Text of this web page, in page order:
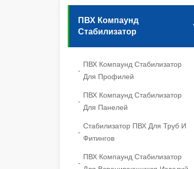
ПВХ Компаунд
Стабилизатор
ПВХ Компаунд Стабилизатор
Для Профилей
ПВХ Компаунд Стабилизатор
Для Панелей
Стабилизатор ПВХ Для Труб И
Фитингов
ПВХ Компаунд Стабилизатор